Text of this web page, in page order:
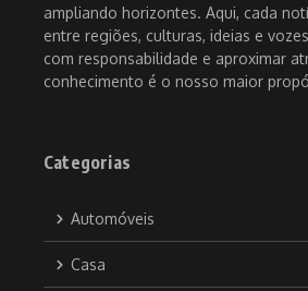
ampliando horizontes. Aqui, cada
entre regiões, culturas, ideias e
com responsabilidade e aproximar
conhecimento é o nosso maior
Categorias
Automóveis
Casa